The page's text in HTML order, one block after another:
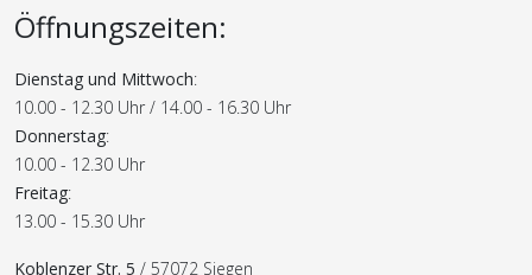
Öffnungszeiten:
Dienstag und Mittwoch:
10.00 - 12.30 Uhr / 14.00 - 16.30 Uhr
Donnerstag:
10.00 - 12.30 Uhr
Freitag:
13.00 - 15.30 Uhr
Koblenzer Str. 5 / 57072 Siegen